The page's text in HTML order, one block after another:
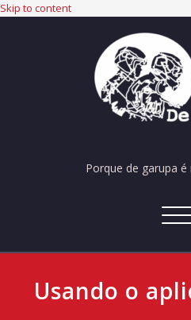
Skip to content
Porque de garupa
Usando o